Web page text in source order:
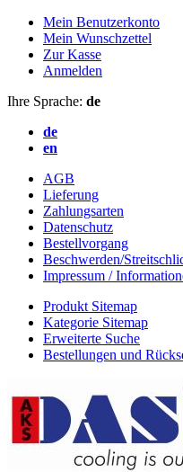
Mein Benutzerkonto
Mein Wunschzettel
Zur Kasse
Anmelden
Ihre Sprache: de
de
en
AGB
Lieferung
Zahlungsarten
Datenschutz
Bestellvorgang
Beschwerden/
Impressum /
Produkt Sitemap
Kategorie Sitemap
Erweiterte Suche
Bestellungen und